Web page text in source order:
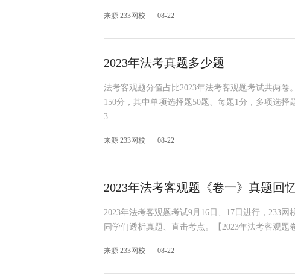
来源 233网校 08-22
2023年法考真题多少题
法考客观题分值占比2023年法考客观题考试共两
150分，其中单项选择题50题、每题1分，多项选
3
来源 233网校 08-22
2023年法考客观题《卷一》真题回
2023年法考客观题考试9月16日、17日进行，233
同学们透析真题、直击考点。【2023年法考客观
来源 233网校 08-22